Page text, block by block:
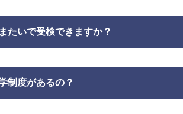
たいで受検できますか？
制度があるの？